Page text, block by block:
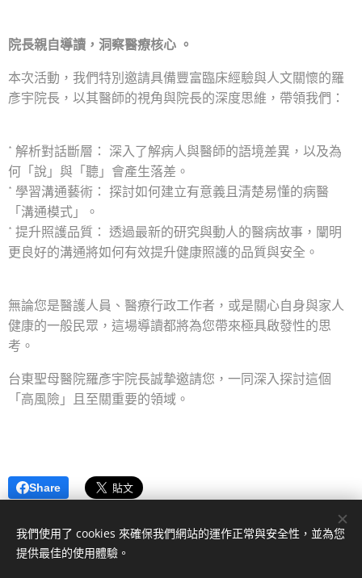
院長親自導讀，洞察醫療核心 。
本次活動，我們特別邀請具備豐富臨床經驗與人文關懷的羅
彥宇院長，以其醫師的視角與院長的深度思維，帶領我們：
* 解析對話斷層： 深入了解病人與醫師的語境差異，以及為
何「說」與「聽」會產生落差。
* 學習溝通藝術： 探討如何建立有意義且清楚易懂的病醫
「溝通模式」。
* 提升照護品質： 透過最新的研究與動人的醫病故事，闡明
更良好的溝通將如何有效提升健康照護的品質與安全。
無論您是醫護人員、醫療行政工作者，或是關心自身與家人
健康的一般民眾，這場導讀都將為您帶來極具啟發性的思
考。
台東聖母醫院羅彥宇院長誠摯邀請您，一同深入探討這個
「高風險」且至關重要的領域。
Share
我們使用了 cookies 來確保我們網站的運作正常與安全性，並為您
提供最佳的使用體驗。